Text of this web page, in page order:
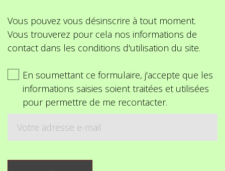
Vous pouvez vous désinscrire à tout moment.
Vous trouverez pour cela nos informations de
contact dans les conditions d'utilisation du site.
En soumettant ce formulaire, j'accepte que les
informations saisies soient traitées et utilisées
pour permettre de me recontacter.